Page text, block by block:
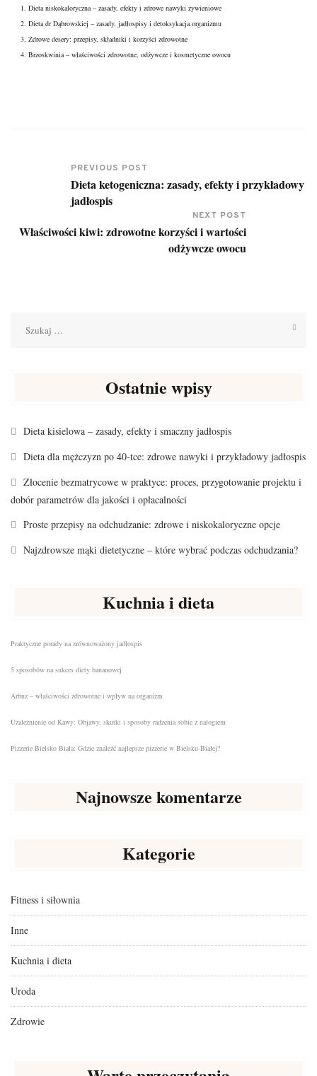
Dieta niskokaloryczna – zasady, efekty i zdrowe nawyki żywieniowe
Dieta dr Dąbrowskiej – zasady, jadłospisy i detoksykacja organizmu
Zdrowe desery: przepisy, składniki i korzyści zdrowotne
Brzoskwinia – właściwości zdrowotne, odżywcze i kosmetyczne owocu
PREVIOUS POST
Dieta ketogeniczna: zasady, efekty i przykładowy
jadłospis
NEXT POST
Właściwości kiwi: zdrowotne korzyści i wartości
odżywcze owocu
Ostatnie wpisy
Dieta kisielowa – zasady, efekty i smaczny jadłospis
Dieta dla mężczyzn po 40-tce: zdrowe nawyki i przykładowy jadłospis
Złocenie bezmatrycowe w praktyce: proces, przygotowanie projektu i
dobór parametrów dla jakości i opłacalności
Proste przepisy na odchudzanie: zdrowe i niskokaloryczne opcje
Najzdrowsze mąki dietetyczne – które wybrać podczas odchudzania?
Kuchnia i dieta
Praktyczne porady na zrównoważony jadłospis
5 sposobów na sukces diety bananowej
Arbuz – właściwości zdrowotne i wpływ na organizm
Uzależnienie od Kawy: Objawy, skutki i sposoby radzenia sobie z nałogiem
Pizzerie Bielsko Biała: Gdzie znaleźć najlepsze pizzerie w Bielsku-Białej?
Najnowsze komentarze
Kategorie
Fitness i siłownia
Inne
Kuchnia i dieta
Uroda
Zdrowie